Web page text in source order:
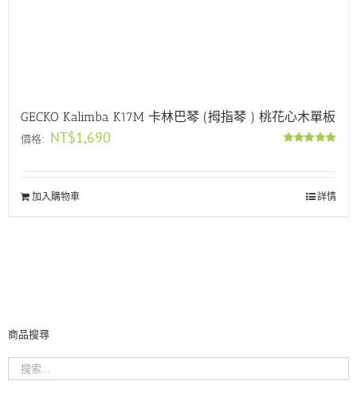
GECKO Kalimba K17M 卡林巴琴 (拇指琴 ) 桃花心木單板
價格: NT$1,690
加入購物車 詳情
商品搜尋